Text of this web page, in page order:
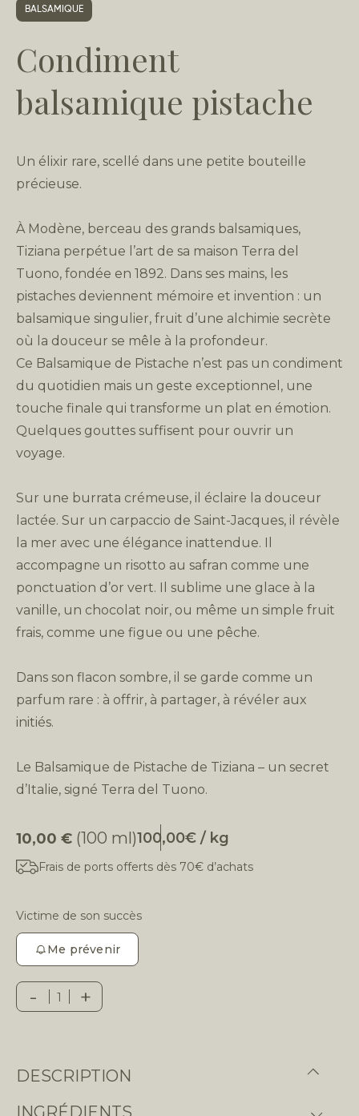
BALSAMIQUE
Condiment
balsamique pistache
Un élixir rare, scellé dans une petite bouteille
précieuse.
À Modène, berceau des grands balsamiques,
Tiziana perpétue l’art de sa maison Terra del
Tuono, fondée en 1892. Dans ses mains, les
pistaches deviennent mémoire et invention : un
balsamique singulier, fruit d’une alchimie secrète
où la douceur se mêle à la profondeur.
Ce Balsamique de Pistache n’est pas un condiment
du quotidien mais un geste exceptionnel, une
touche finale qui transforme un plat en émotion.
Quelques gouttes suffisent pour ouvrir un
voyage.
Sur une burrata crémeuse, il éclaire la douceur
lactée. Sur un carpaccio de Saint-Jacques, il révèle
la mer avec une élégance inattendue. Il
accompagne un risotto au safran comme une
ponctuation d’or vert. Il sublime une glace à la
vanille, un chocolat noir, ou même un simple fruit
frais, comme une figue ou une pêche.
Dans son flacon sombre, il se garde comme un
parfum rare : à offrir, à partager, à révéler aux
initiés.
Le Balsamique de Pistache de Tiziana – un secret
d’Italie, signé Terra del Tuono.
10,00 € (100 ml)100,00€ / kg
Frais de ports offerts dès 70€ d’achats
Victime de son succès
Me prévenir
Quantity
- +
DESCRIPTION